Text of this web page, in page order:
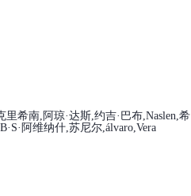
希南,阿琼·达斯,约吉·巴布,Naslen,希
阿维纳什,苏尼尔,álvaro,Vera